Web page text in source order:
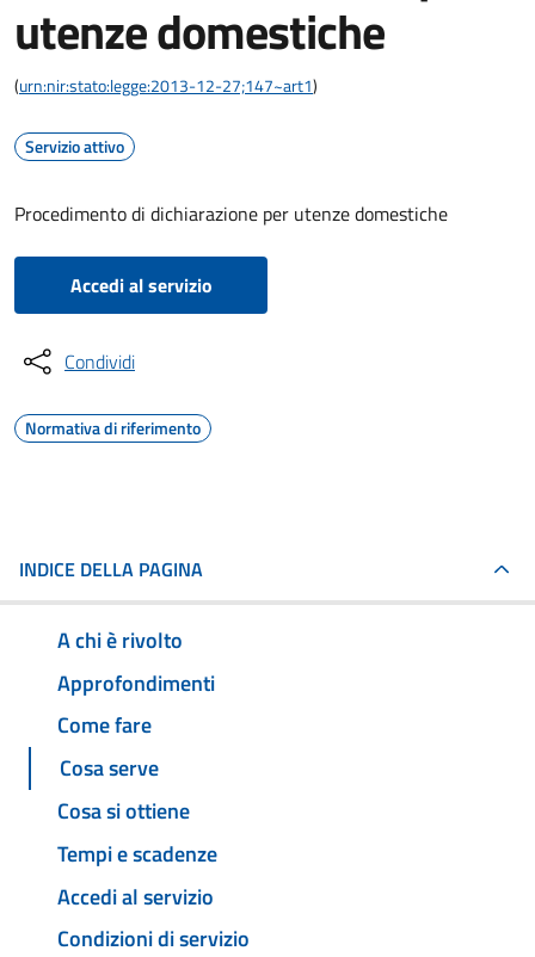
utenze domestiche
(urn:nir:stato:legge:2013-12-27;147~art1)
Servizio attivo
Procedimento di dichiarazione per utenze domestiche
Accedi al servizio
Condividi
Normativa di riferimento
INDICE DELLA PAGINA
A chi è rivolto
Approfondimenti
Come fare
Cosa serve
Cosa si ottiene
Tempi e scadenze
Accedi al servizio
Condizioni di servizio